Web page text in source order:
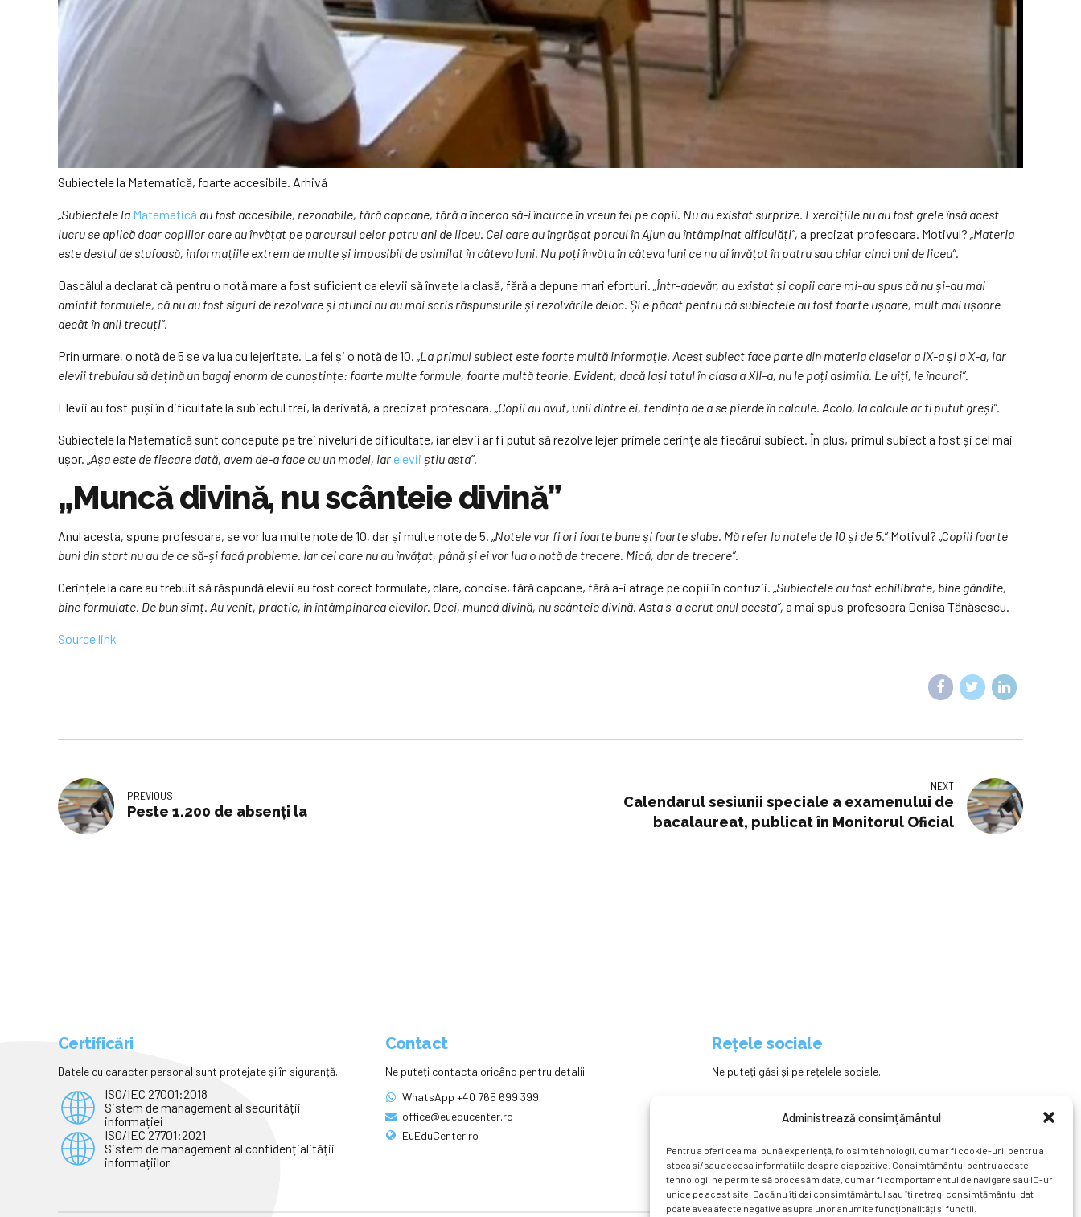
Administrează consimțământul
Pentru a oferi cea mai bună experiență, folosim tehnologii, cum ar fi cookie-uri, pentru a
stoca și/sau accesa informațiile despre dispozitive. Consimțământul pentru aceste
tehnologii ne permite să procesăm date, cum ar fi comportamentul de navigare sau ID-uri
unice pe acest site. Dacă nu îți dai consimțământul sau îți retragi consimțământul dat
poate avea afecte negative asupra unor anumite funcționalități și funcții.
Subiectele la Matematică, foarte accesibile. Arhivă
„Subiectele la Matematică au fost accesibile, rezonabile, fără capcane, fără a încerca să-i încurce în vreun fel pe copii. Nu au existat surprize. Exercițiile nu au fost grele însă acest
lucru se aplică doar copiilor care au învățat pe parcursul celor patru ani de liceu. Cei care au îngrășat porcul în Ajun au întâmpinat dificulăți”, a precizat profesoara. Motivul? „Materia
este destul de stufoasă, informațiile extrem de multe și imposibil de asimilat în câteva luni. Nu poți învăța în câteva luni ce nu ai învățat în patru sau chiar cinci ani de liceu”.
Dascălul a declarat că pentru o notă mare a fost suficient ca elevii să învețe la clasă, fără a depune mari eforturi. „Într-adevăr, au existat și copii care mi-au spus că nu și-au mai
amintit formulele, că nu au fost siguri de rezolvare și atunci nu au mai scris răspunsurile și rezolvările deloc. Și e păcat pentru că subiectele au fost foarte ușoare, mult mai ușoare
decât în anii trecuți”.
Prin urmare, o notă de 5 se va lua cu lejeritate. La fel și o notă de 10. „La primul subiect este foarte multă informație. Acest subiect face parte din materia claselor a IX-a și a X-a, iar
elevii trebuiau să dețină un bagaj enorm de cunoștințe: foarte multe formule, foarte multă teorie. Evident, dacă lași totul în clasa a XII-a, nu le poți asimila. Le uiți, le încurci”.
Elevii au fost puși în dificultate la subiectul trei, la derivată, a precizat profesoara. „Copii au avut, unii dintre ei, tendința de a se pierde în calcule. Acolo, la calcule ar fi putut greși”.
Subiectele la Matematică sunt concepute pe trei niveluri de dificultate, iar elevii ar fi putut să rezolve lejer primele cerințe ale fiecărui subiect. În plus, primul subiect a fost și cel mai
ușor. „Așa este de fiecare dată, avem de-a face cu un model, iarelevii știu asta”.
„Muncă divină, nu scânteie divină”
Anul acesta, spune profesoara, se vor lua multe note de 10, dar și multe note de 5. „Notele vor fi ori foarte bune și foarte slabe. Mă refer la notele de 10 și de 5.” Motivul? „Copiii foarte
buni din start nu au de ce să-și facă probleme. Iar cei care nu au învățat, până și ei vor lua o notă de trecere. Mică, dar de trecere”.
Cerințele la care au trebuit să răspundă elevii au fost corect formulate, clare, concise, fără capcane, fără a-i atrage pe copii în confuzii. „Subiectele au fost echilibrate, bine gândite,
bine formulate. De bun simț. Au venit, practic, în întâmpinarea elevilor. Deci, muncă divină, nu scânteie divină. Asta s-a cerut anul acesta”, a mai spus profesoara Denisa Tănăsescu.
Source link
PREVIOUS
Peste 1.200 de absenți la
NEXT
Calendarul sesiunii speciale a examenului de
bacalaureat, publicat în Monitorul Oficial
Certificări
Datele cu caracter personal sunt protejate și în siguranță.
ISO/IEC 27001:2018
Sistem de management al securității
informației
ISO/IEC 27701:2021
Sistem de management al confidențialității
informațiilor
Contact
Ne puteți contacta oricând pentru detalii.
WhatsApp +40 765 699 399
office@eueducenter.ro
EuEduCenter.ro
Rețele sociale
Ne puteți găsi și pe rețelele sociale.